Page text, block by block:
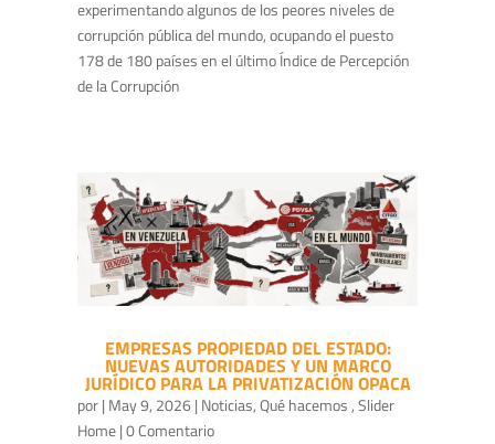
experimentando algunos de los peores niveles de
corrupción pública del mundo, ocupando el puesto
178 de 180 países en el último Índice de Percepción
de la Corrupción
EMPRESAS PROPIEDAD DEL ESTADO:
NUEVAS AUTORIDADES Y UN MARCO
JURÍDICO PARA LA PRIVATIZACIÓN OPACA
por| May 9, 2026| Noticias,Qué hacemos,Slider
Home| 0 Comentario